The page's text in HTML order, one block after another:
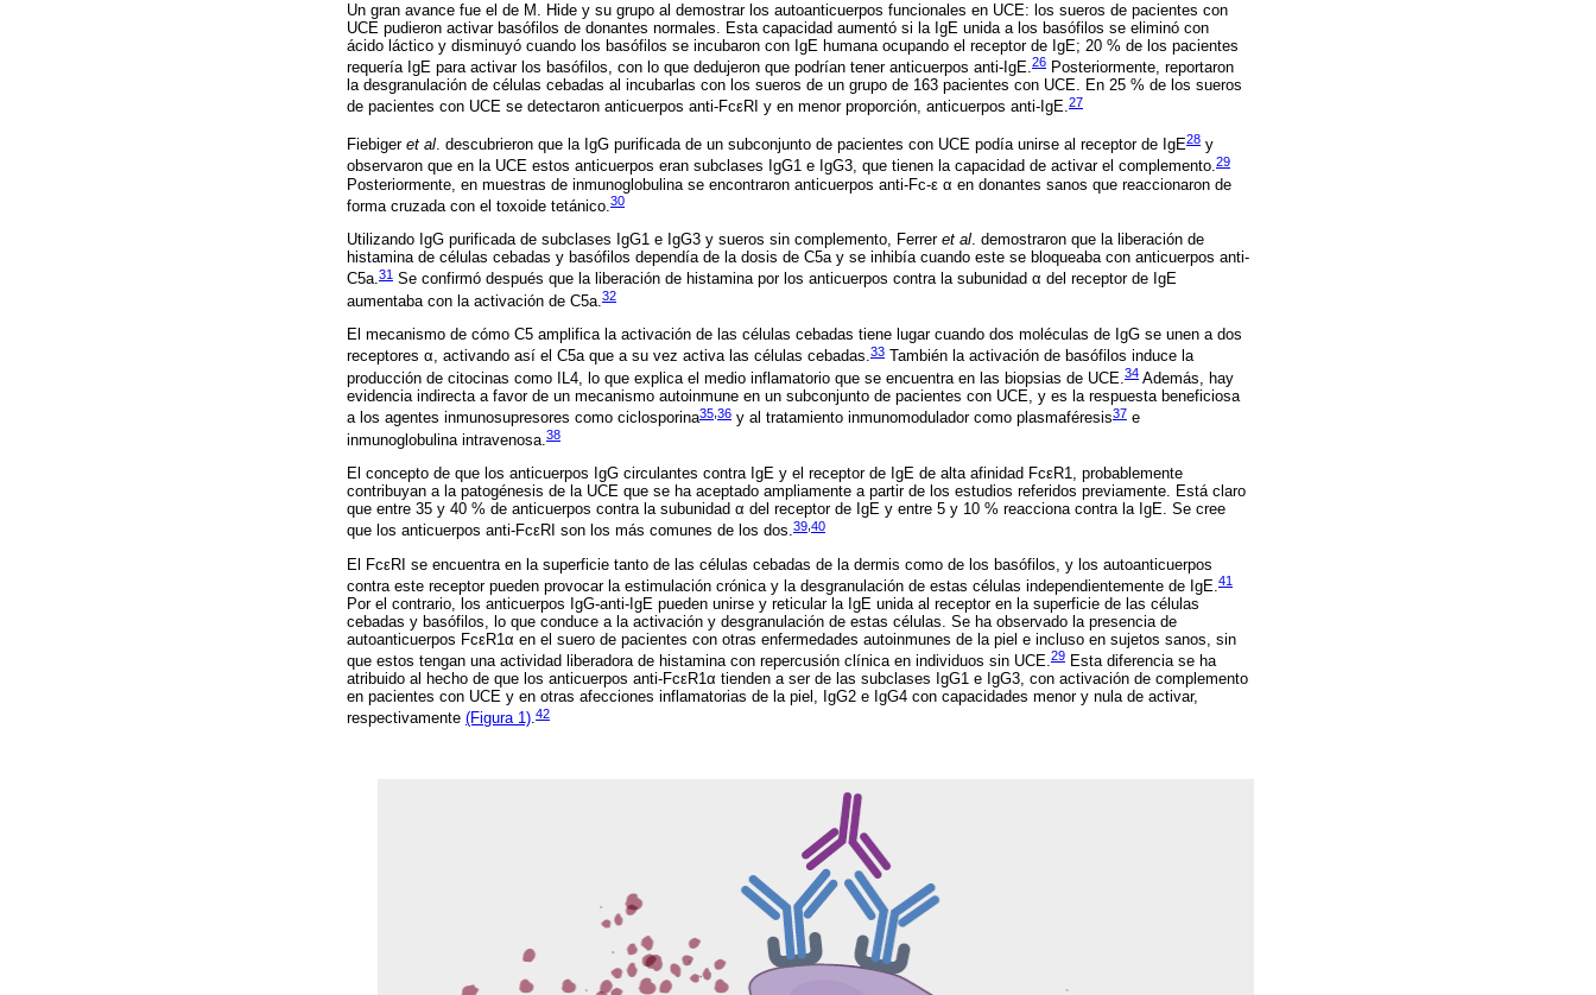
Un gran avance fue el de M. Hide y su grupo al demostrar los autoanticuerpos funcionales en UCE: los sueros de pacientes con
UCE pudieron activar basófilos de donantes normales. Esta capacidad aumentó si la IgE unida a los basófilos se eliminó con
ácido láctico y disminuyó cuando los basófilos se incubaron con IgE humana ocupando el receptor de IgE; 20 % de los pacientes
requería IgE para activar los basófilos, con lo que dedujeron que podrían tener anticuerpos anti-IgE.26 Posteriormente, reportaron
la desgranulación de células cebadas al incubarlas con los sueros de un grupo de 163 pacientes con UCE. En 25 % de los sueros
de pacientes con UCE se detectaron anticuerpos anti-FcεRI y en menor proporción, anticuerpos anti-IgE.27
Fiebiger et al. descubrieron que la IgG purificada de un subconjunto de pacientes con UCE podía unirse al receptor de IgE28 y
observaron que en la UCE estos anticuerpos eran subclases IgG1 e IgG3, que tienen la capacidad de activar el complemento.29
Posteriormente, en muestras de inmunoglobulina se encontraron anticuerpos anti-Fc-ε α en donantes sanos que reaccionaron de
forma cruzada con el toxoide tetánico.30
Utilizando IgG purificada de subclases IgG1 e IgG3 y sueros sin complemento, Ferrer et al. demostraron que la liberación de
histamina de células cebadas y basófilos dependía de la dosis de C5a y se inhibía cuando este se bloqueaba con anticuerpos anti-
C5a.31 Se confirmó después que la liberación de histamina por los anticuerpos contra la subunidad α del receptor de IgE
aumentaba con la activación de C5a.32
El mecanismo de cómo C5 amplifica la activación de las células cebadas tiene lugar cuando dos moléculas de IgG se unen a dos
receptores α, activando así el C5a que a su vez activa las células cebadas.33
También la activación de basófilos induce la
producción de citocinas como IL4, lo que explica el medio inflamatorio que se encuentra en las biopsias de UCE.34 Además, hay
evidencia indirecta a favor de un mecanismo autoinmune en un subconjunto de pacientes con UCE, y es la respuesta beneficiosa
a los agentes inmunosupresores como ciclosporina35 36 y al tratamiento inmunomodulador como plasmaféresis37 e
inmunoglobulina intravenosa. 38
El concepto de que los anticuerpos IgG circulantes contra IgE y el receptor de IgE de alta afinidad FcεR1, probablemente
contribuyan a la patogénesis de la UCE que se ha aceptado ampliamente a partir de los estudios referidos previamente. Está claro
que entre 35 y 40 % de anticuerpos contra la subunidad α del receptor de IgE y entre 5 y 10 % reacciona contra la IgE. Se cree
que los anticuerpos anti-FcεRI son los más comunes de los dos.39 40
El FcεRI se encuentra en la superficie tanto de las células cebadas de la dermis como de los basófilos, y los autoanticuerpos
contra este receptor pueden provocar la estimulación crónica y la desgranulación de estas células independientemente de IgE.41
Por el contrario, los anticuerpos IgG-anti-IgE pueden unirse y reticular la IgE unida al receptor en la superficie de las células
cebadas y basófilos, lo que conduce a la activación y desgranulación de estas células. Se ha observado la presencia de
autoanticuerpos FcεR1α en el suero de pacientes con otras enfermedades autoinmunes de la piel e incluso en sujetos sanos, sin
que estos tengan una actividad liberadora de histamina con repercusión clínica en individuos sin UCE.29 Esta diferencia se ha
atribuido al hecho de que los anticuerpos anti-FcεR1α tienden a ser de las subclases IgG1 e IgG3, con activación de complemento
en pacientes con UCE y en otras afecciones inflamatorias de la piel, IgG2 e IgG4 con capacidades menor y nula de activar,
respectivamente (Figura 1).42